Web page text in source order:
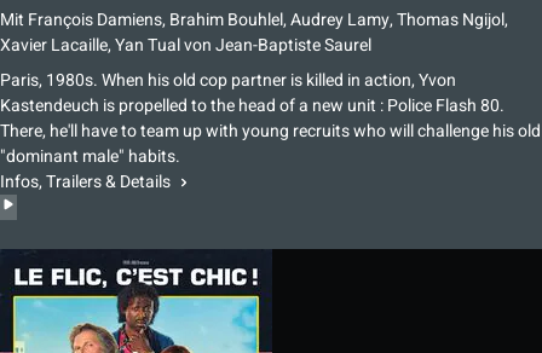
Mit François Damiens, Brahim Bouhlel, Audrey Lamy, Thomas Ngijol,
Xavier Lacaille, Yan TualvonJean-Baptiste Saurel
Paris, 1980s. When his old cop partner is killed in action, Yvon
Kastendeuch is propelled to the head of a new unit : Police Flash 80.
There, he'll have to team up with young recruits who will challenge his old
"dominant male" habits.
Infos, Trailers & Details